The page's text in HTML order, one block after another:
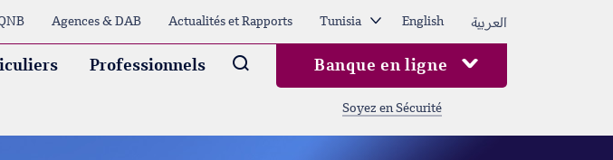
Agences & DAB Actualités et Rapports Tunisia English العربية
Professionnels Arama Banque en ligne
Soyez en Sécurité